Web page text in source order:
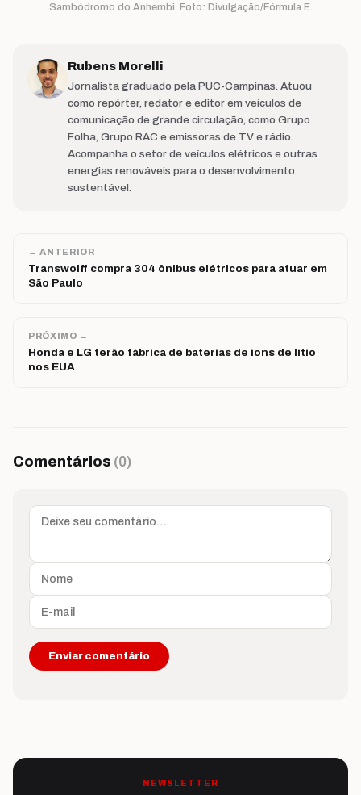
Sambódromo do Anhembi. Foto: Divulgação/Fórmula E.
Rubens Morelli
Jornalista graduado pela PUC-Campinas. Atuou
como repórter, redator e editor em veículos de
comunicação de grande circulação, como Grupo
Folha, Grupo RAC e emissoras de TV e rádio.
Acompanha o setor de veículos elétricos e outras
energias renováveis para o desenvolvimento
sustentável.
← ANTERIOR
Transwolff compra 304 ônibus elétricos para atuar em
São Paulo
PRÓXIMO →
Honda e LG terão fábrica de baterias de íons de lítio
nos EUA
Comentários (0)
NEWSLETTER